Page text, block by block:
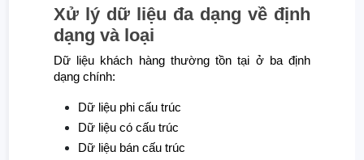
Xử lý dữ liệu đa dạng về định
dạng và loại
Dữ liệu khách hàng thường tồn tại ở ba định
dạng chính:
Dữ liệu phi cấu trúc
Dữ liệu có cấu trúc
Dữ liệu bán cấu trúc